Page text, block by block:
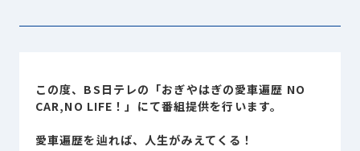
事業内容
Sustainability
サステナビリティ
この度、BS日テレの「おぎやはぎの愛車遍歴 NO
CAR,NO LIFE！」にて番組提供を行います。
愛車遍歴を辿れば、人生がみえてくる！